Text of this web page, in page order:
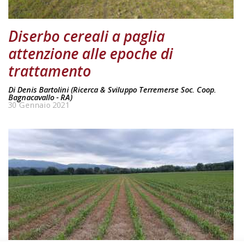
Diserbo cereali a paglia
attenzione alle epoche di
trattamento
Di Denis Bartolini (Ricerca & Sviluppo Terremerse Soc. Coop.
Bagnacavallo - RA)
30 Gennaio 2021